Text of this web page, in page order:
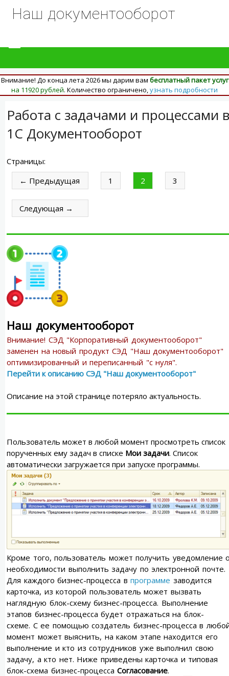
Наш документооборот
Внимание! До конца лета 2026 мы дарим вам бесплатный пакет услуг
на 11920 рублей. Количество ограничено,узнать подробности
Работа с задачами и процессами в
1С Документооборот
Страницы:
← Предыдущая
1 2 3
Следующая →
Наш документооборот
Внимание! СЭД "Корпоративный документооборот"
заменен на новый продукт СЭД "Наш документооборот"
оптимизированный и переписанный "с нуля".
Перейти к описанию СЭД "Наш документооборот"
Описание на этой странице потеряло актуальность.
Пользователь может в любой момент просмотреть список
порученных ему задач в списке Мои задачи. Список
автоматически загружается при запуске программы.
Кроме того, пользователь может получить уведомление
необходимости выполнить задачу по электронной почте.
Для каждого бизнес-процесса в программе заводится
карточка, из которой пользователь может вызвать
наглядную блок-схему бизнес-процесса. Выполнение
этапов бизнес-процесса будет отражаться на блок-
схеме. С ее помощью создатель бизнес-процесса в
момент может выяснить, на каком этапе находится его
выполнение и кто из сотрудников уже выполнил свою
задачу, а кто нет. Ниже приведены карточка и типовая
блок-схема бизнес-процесса Согласование.